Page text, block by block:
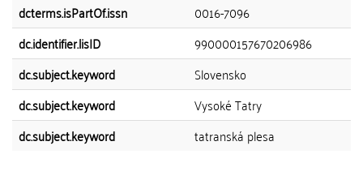
dcterms.isPartOf.issn
0016-7096
dc.identifier.lisID
990000157670206986
dc.subject.keyword
Slovensko
dc.subject.keyword
Vysoké Tatry
dc.subject.keyword
tatranská plesa